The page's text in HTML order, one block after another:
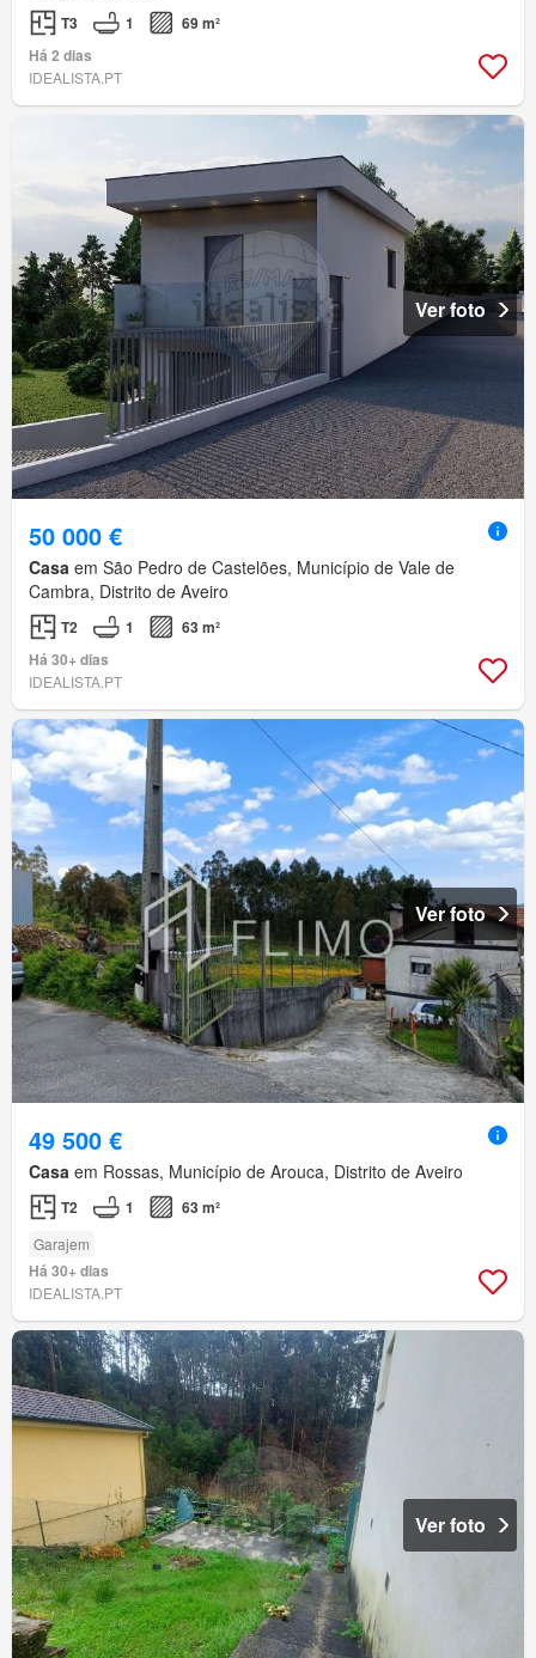
T3 1
69 m²
Há 2 dias
IDEALISTA.PT
Ver foto
50 000 €
Casa em São Pedro de Castelões, Município de Vale de
Cambra, Distrito de Aveiro
T2 1
63 m²
Há 30+ dias
IDEALISTA.PT
Ver foto
49 500 €
Casa em Rossas, Município de Arouca, Distrito de Aveiro
T2 1 63 m²
Garajem
Há 30+ dias
IDEALISTA.PT
Ver foto